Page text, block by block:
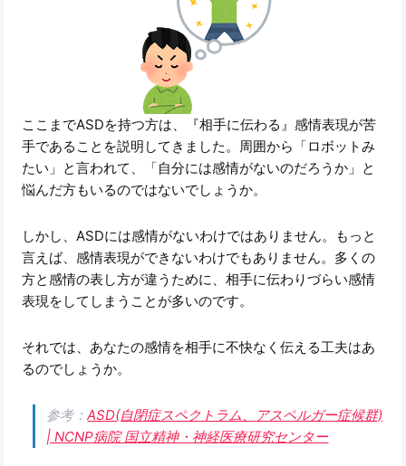
ここまでASDを持つ方は、『相手に伝わる』感情表現が苦
手であることを説明してきました。周囲から「ロボットみ
たい」と言われて、「自分には感情がないのだろうか」と
悩んだ方もいるのではないでしょうか。
しかし、ASDには感情がないわけではありません。もっと
言えば、感情表現ができないわけでもありません。多くの
方と感情の表し方が違うために、相手に伝わりづらい感情
表現をしてしまうことが多いのです。
それでは、あなたの感情を相手に不快なく伝える工夫はあ
るのでしょうか。
参考：ASD(自閉症スペクトラム、アスペルガー症候群)
| NCNP病院 国立精神・神経医療研究センター